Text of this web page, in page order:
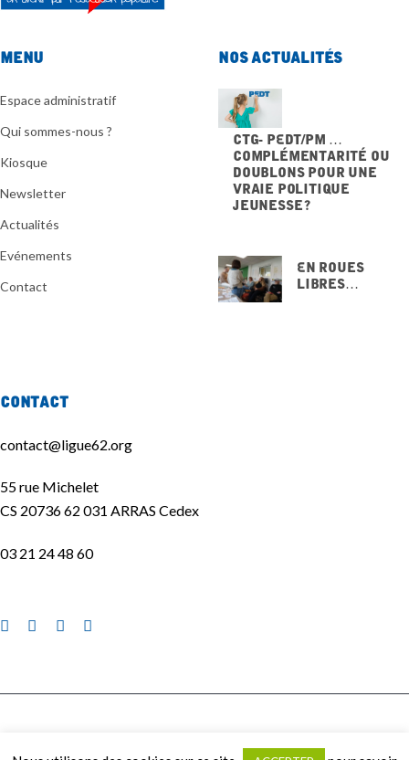
Menu
Espace administratif
Qui sommes-nous ?
Kiosque
Newsletter
Actualités
Evénements
Contact
Nos actualités
CTG- PEdT/PM …
Complémentarité ou
doublons pour une
vraie politique
jeunesse ?
En Roues
Libres…
Contact
contact@ligue62.org
55 rue Michelet
CS 20736 62 031 ARRAS Cedex
03 21 24 48 60